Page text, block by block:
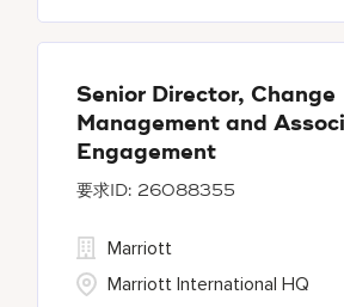
Senior Director, Change
Management and
Engagement
26088355
Marriott
Marriott International HQ